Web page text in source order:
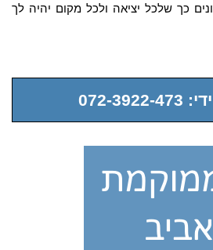
כך שלכל יציאה ולכל מקום יהיה לך
473